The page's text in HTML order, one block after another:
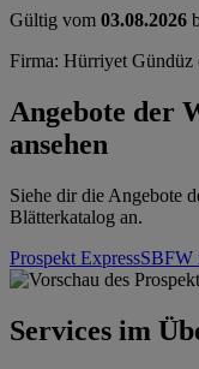
Gültig vom 03.08.2026
Firma: Hürriyet Gündüz
Angebote der
ansehen
Siehe dir die Angebote
Blätterkatalog an.
Prospekt
Services im